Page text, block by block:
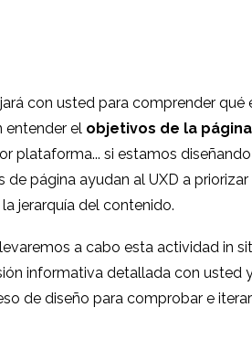
con usted para comprender
entender el objetivos de la página
plataforma... si estamos
página ayudan al UXD a
jerarquía del contenido.
a cabo esta actividad in
informativa detallada con usted
de diseño para comprobar e